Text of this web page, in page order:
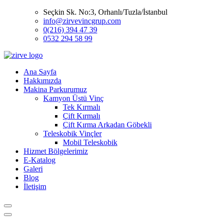
Seçkin Sk. No:3, Orhanlı/Tuzla/İstanbul
info@zirvevincgrup.com
0(216) 394 47 39
0532 294 58 99
Ana Sayfa
Hakkımızda
Makina Parkurumuz
Kamyon Üstü Vinç
Tek Kırmalı
Çift Kırmalı
Çift Kırma Arkadan Göbekli
Teleskobik Vinçler
Mobil Teleskobik
Hizmet Bölgelerimiz
E-Katalog
Galeri
Blog
İletişim